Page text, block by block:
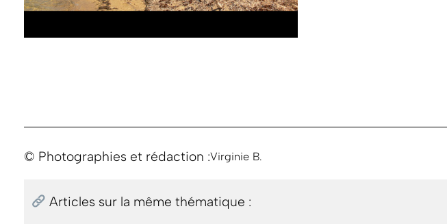
© Photographies et rédaction :Virginie B.
Articles sur la même thématique :